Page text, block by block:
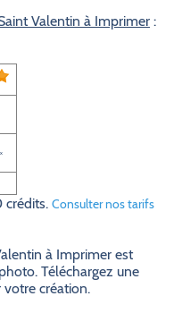
Valentin à Imprimer :
crédits. Consulter nos tarifs
à Imprimer est
Téléchargez une
votre création.